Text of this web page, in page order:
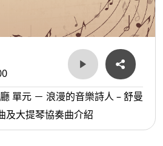
漫的音樂詩人 – 舒曼
及大提琴協奏曲介紹